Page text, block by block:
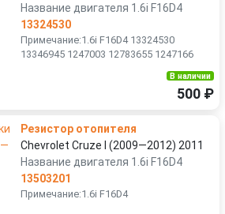
Название двигателя 1.6i F16D4
13324530
Примечание:1.6i F16D4 13324530
13346945 1247003 12783655 1247166
В наличии
500 ₽
Резистор отопителя
Chevrolet Cruze I (2009—2012) 2011
Название двигателя 1.6i F16D4
13503201
Примечание:1.6i F16D4